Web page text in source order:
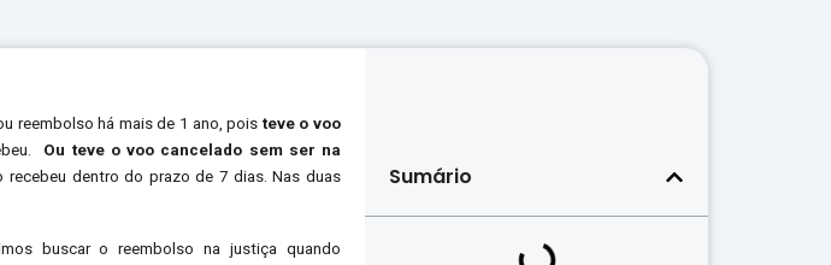
reembolso há mais de 1 ano, pois teve o voo
Ou teve o voo cancelado sem ser na
dentro do prazo de 7 dias. Nas duas
buscar o reembolso na justiça quando
Sumário